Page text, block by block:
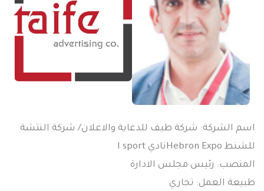
اسم الشركة: شركة طيف للدعاية والاعلان/ شركة النتشة
للشنط Hebron Expoنادي I sport
المنصب: رئيس مجلس الادارة
طبيعة العمل: تجاري